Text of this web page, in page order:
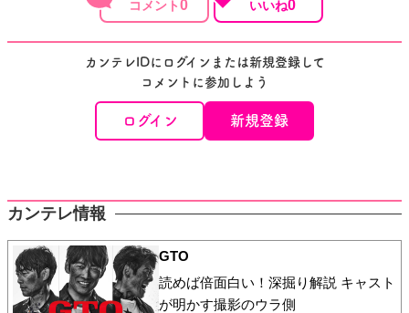
0 0
カンテレIDにログインまたは新規登録して
コメントに参加しよう
ログイン 新規登録
カンテレ情報
GTO
読めば倍面白い！深掘り解説 キャスト
が明かす撮影のウラ側